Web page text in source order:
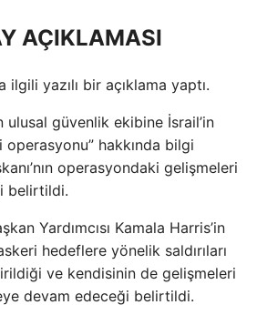
AÇIKLAMASI
yazılı bir açıklama yaptı.
ulusal güvenlik ekibine İsrail’in
operasyonu” hakkında bilgi
operasyondaki gelişmeleri
belirtildi.
Yardımcısı Kamala Harris’in
hedeflere yönelik saldırıları
ve kendisinin de gelişmeleri
devam edeceği belirtildi.